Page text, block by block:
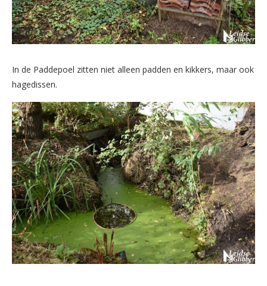
In de Paddepoel zitten niet alleen padden en kikkers, maar ook
hagedissen.